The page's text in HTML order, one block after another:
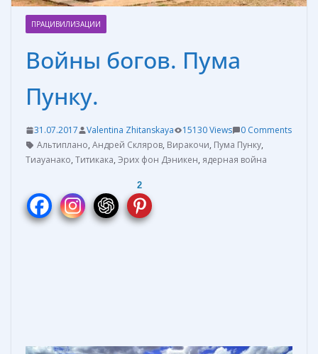
ПРАЦИВИЛИЗАЦИИ
Войны богов. Пума
Пунку.
31.07.2017 Valentina Zhitanskaya 15130 Views
0 Comments
Альтиплано, Андрей Скляров, Виракочи, Пума Пунку,
Тиауанако, Титикака, Эрих фон Дэникен, ядерная война
2